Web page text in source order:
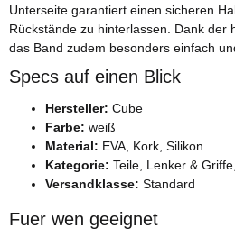
Unterseite garantiert einen sicheren
Rückstände zu hinterlassen. Dank der
das Band zudem besonders einfach
Specs auf einen Blick
Hersteller: Cube
Farbe: weiß
Material: EVA, Kork, Silikon
Kategorie: Teile, Lenker &
Versandklasse: Standard
Fuer wen geeignet